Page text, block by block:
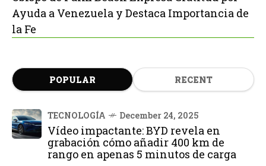
Ayuda a Venezuela y Destaca Importancia de
la Fe
POPULAR RECENT
TECNOLOGÍA December 24, 2025
Vídeo impactante: BYD revela en
grabación cómo añadir 400 km de
rango en apenas 5 minutos de carga